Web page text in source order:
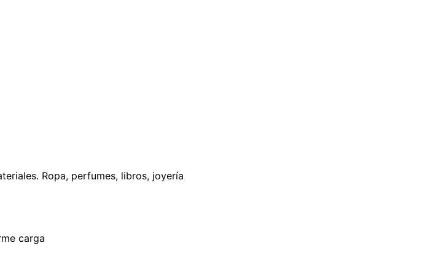
Ropa, perfumes, libros, joyería
carga